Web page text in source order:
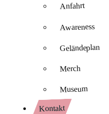
Anfahrt
Awareness
Geländeplan
Merch
Museum
Kontakt